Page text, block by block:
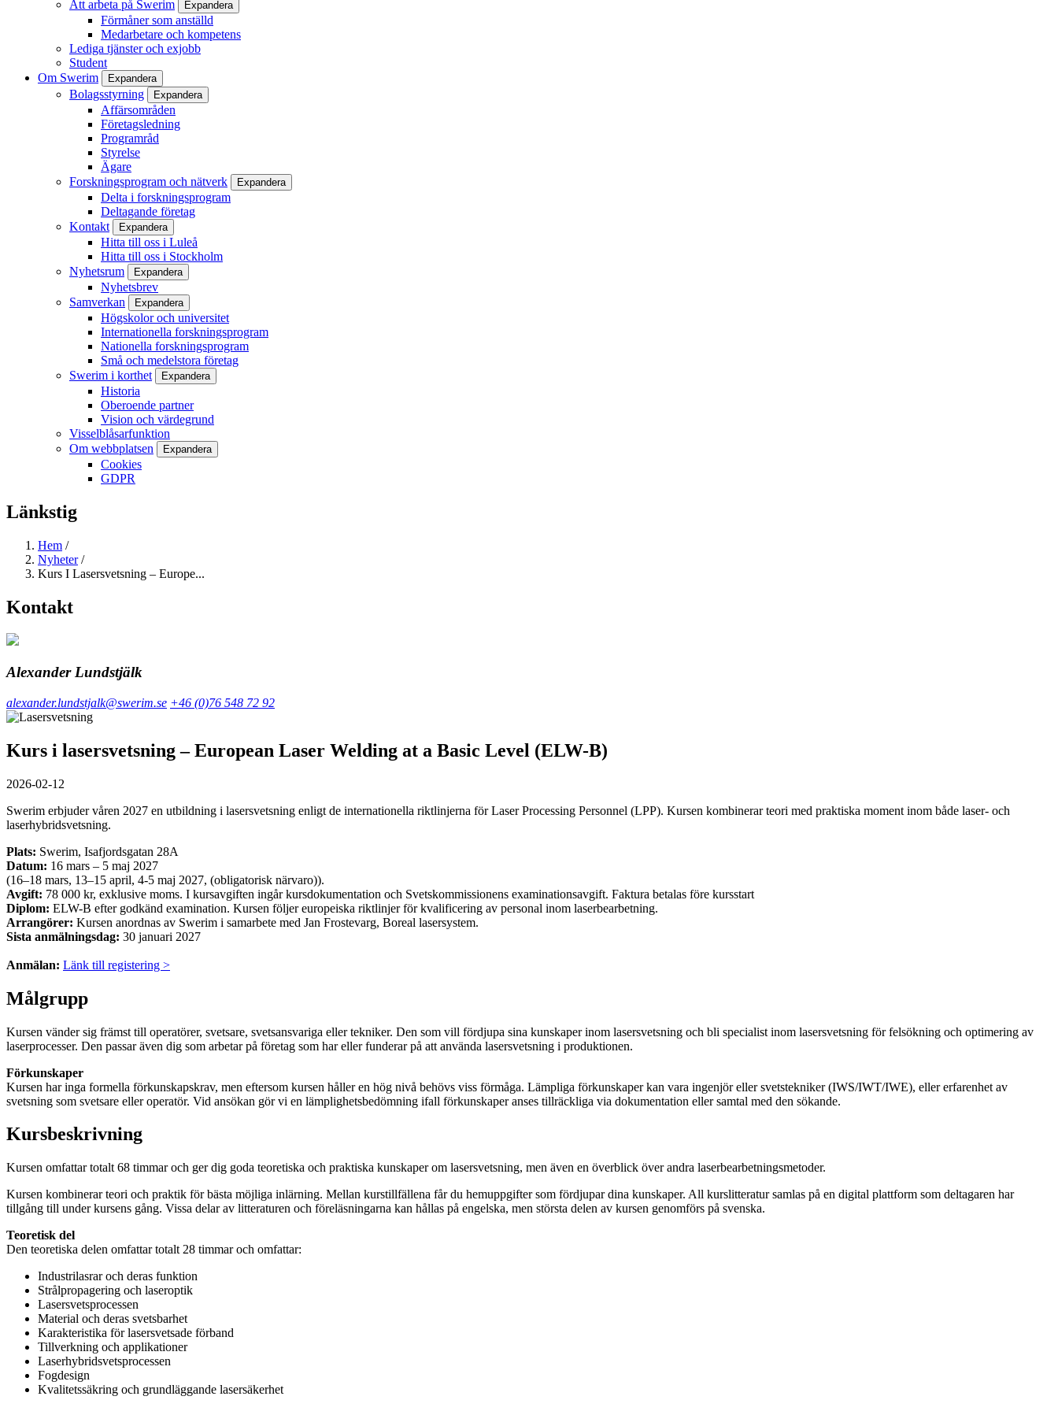
Att arbeta på Swerim Expandera
Förmåner som anställd
Medarbetare och kompetens
Lediga tjänster och exjobb
Student
Om Swerim
Expandera
Bolagsstyrning Expandera
Affärsområden
Företagsledning
Programråd
Styrelse
Ägare
Forskningsprogram och nätverk
Expandera
Delta i forskningsprogram
Deltagande företag
Kontakt
Expandera
Hitta till oss i Luleå
Hitta till oss i Stockholm
Nyhetsrum
Expandera
Nyhetsbrev
Samverkan
Expandera
Högskolor och universitet
Internationella forskningsprogram
Nationella forskningsprogram
Små och medelstora företag
Swerim i korthet
Expandera
Historia
Oberoende partner
Vision och värdegrund
Visselblåsarfunktion
Om webbplatsen
Expandera
Cookies
GDPR
Länkstig
Hem /
Nyheter /
Kurs I Lasersvetsning – Europe...
Kontakt
Alexander Lundstjälk
alexander.lundstjalk@swerim.se +46 (0)76 548 72 92
Kurs i lasersvetsning – European Laser Welding at a Basic Level (ELW-B)
2026-02-12
Swerim erbjuder våren 2027 en utbildning i lasersvetsning enligt de internationella riktlinjerna för Laser Processing Personnel (LPP). Kursen kombinerar teori med praktiska moment inom både laser- och
laserhybridsvetsning.
Plats: Swerim, Isafjordsgatan 28A
Datum: 16 mars – 5 maj 2027
(16–18 mars, 13–15 april, 4-5 maj 2027, (obligatorisk närvaro)).
Avgift: 78 000 kr, exklusive moms. I kursavgiften ingår kursdokumentation och Svetskommissionens examinationsavgift. Faktura betalas före kursstart
Diplom: ELW-B efter godkänd examination. Kursen följer europeiska riktlinjer för kvalificering av personal inom laserbearbetning.
Arrangörer: Kursen anordnas av Swerim i samarbete med Jan Frostevarg, Boreal lasersystem.
Sista anmälningsdag: 30 januari 2027
Anmälan: Länk till registering >
Målgrupp
Kursen vänder sig främst till operatörer, svetsare, svetsansvariga eller tekniker. Den som vill fördjupa sina kunskaper inom lasersvetsning och bli specialist inom lasersvetsning för felsökning och optimering av
laserprocesser. Den passar även dig som arbetar på företag som har eller funderar på att använda lasersvetsning i produktionen.
Förkunskaper
Kursen har inga formella förkunskapskrav, men eftersom kursen håller en hög nivå behövs viss förmåga. Lämpliga förkunskaper kan vara ingenjör eller svetstekniker (IWS/IWT/IWE), eller erfarenhet av
svetsning som svetsare eller operatör. Vid ansökan gör vi en lämplighetsbedömning ifall förkunskaper anses tillräckliga via dokumentation eller samtal med den sökande.
Kursbeskrivning
Kursen omfattar totalt 68 timmar och ger dig goda teoretiska och praktiska kunskaper om lasersvetsning, men även en överblick över andra laserbearbetningsmetoder.
Kursen kombinerar teori och praktik för bästa möjliga inlärning. Mellan kurstillfällena får du hemuppgifter som fördjupar dina kunskaper. All kurslitteratur samlas på en digital plattform som deltagaren har
tillgång till under kursens gång. Vissa delar av litteraturen och föreläsningarna kan hållas på engelska, men största delen av kursen genomförs på svenska.
Teoretisk del
Den teoretiska delen omfattar totalt 28 timmar och omfattar:
Industrilasrar och deras funktion
Strålpropagering och laseroptik
Lasersvetsprocessen
Material och deras svetsbarhet
Karakteristika för lasersvetsade förband
Tillverkning och applikationer
Laserhybridsvetsprocessen
Fogdesign
Kvalitetssäkring och grundläggande lasersäkerhet